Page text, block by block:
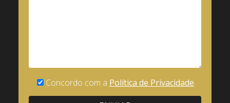
Concordo com a Política de Privacidade.